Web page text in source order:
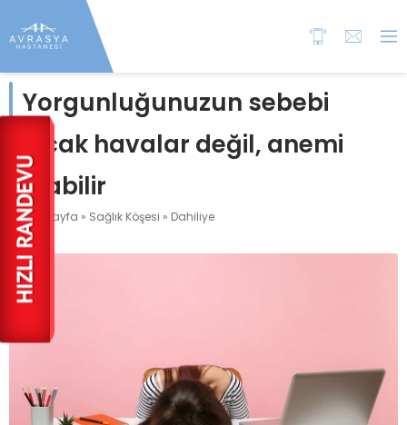
Yorgunluğunuzun sebebi
sıcak havalar değil, anemi
olabilir
Anasayfa » Sağlık Köşesi » Dahiliye